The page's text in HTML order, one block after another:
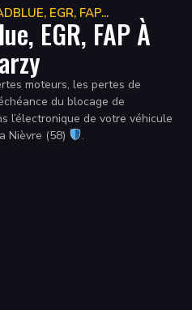
EGR, FAP...
EGR, FAP À
moteurs, les pertes de
du blocage de
l’électronique de votre véhicule
Nièvre (58)
.